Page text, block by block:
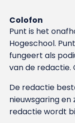
Colofon
Punt is het
Hoge­school.
fungeert als
van de redactie.
De redactie
nieuwsgaring
redactie wordt